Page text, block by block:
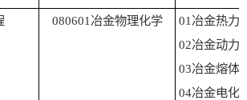
080601 冶金物理化学 01 冶金热力
02冶金动力
03冶金熔体
04冶金电化